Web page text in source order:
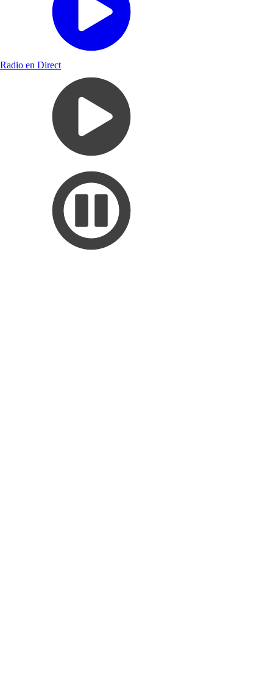
Radio en Direct